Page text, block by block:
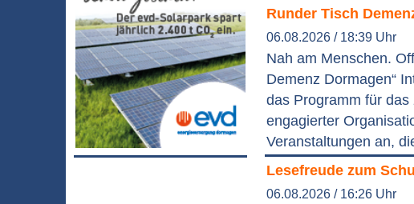
Runder Tisch
06.08.2026 / 18:39 Uhr
Nah am Menschen.
Demenz Dormagen“
das Programm für
engagierter
Veranstaltungen an,
Lesefreude zum
06.08.2026 / 16:26 Uhr